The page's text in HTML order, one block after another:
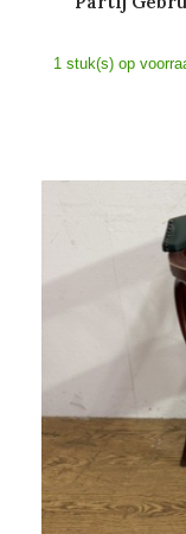
1 stuk(s) op